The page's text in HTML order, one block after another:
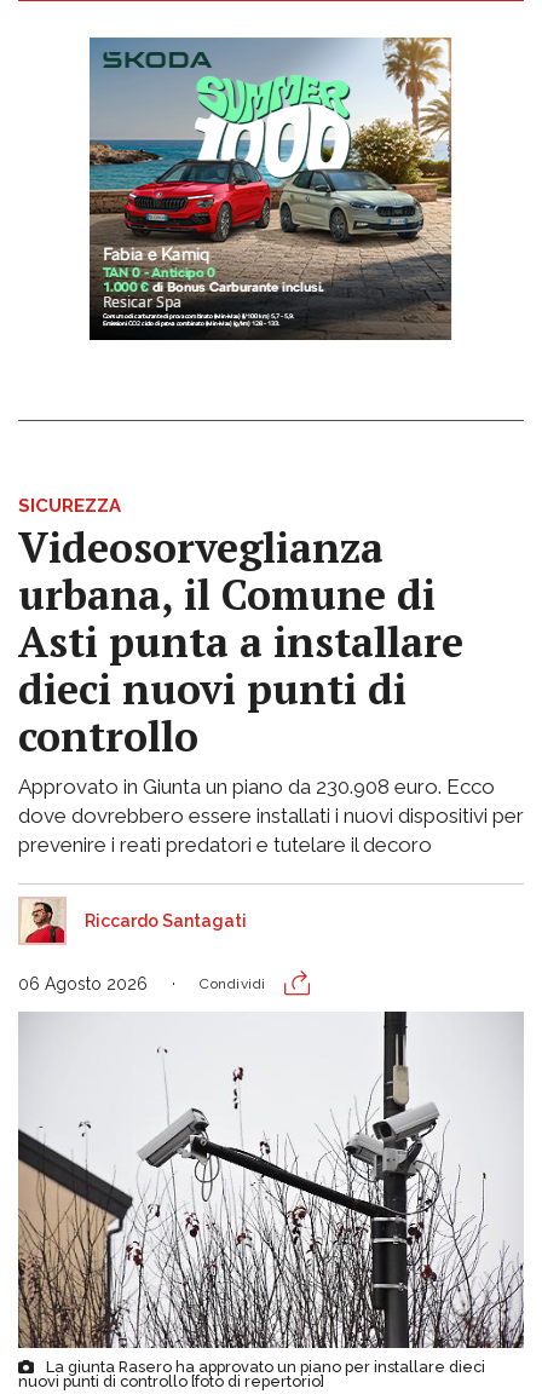
SICUREZZA
Videosorveglianza
urbana, il Comune di
Asti punta a installare
dieci nuovi punti di
controllo
Approvato in Giunta un piano da 230.908 euro. Ecco
dove dovrebbero essere installati i nuovi dispositivi per
prevenire i reati predatori e tutelare il decoro
Riccardo Santagati
06 Agosto 2026 Condividi
La giunta Rasero ha approvato un piano per installare dieci
nuovi punti di controllo [foto di repertorio]